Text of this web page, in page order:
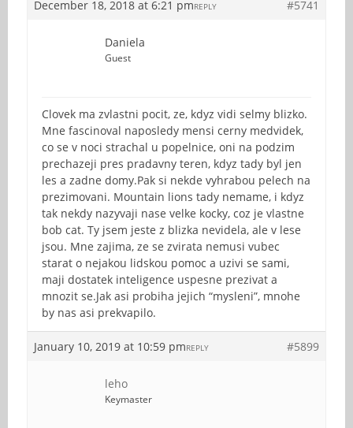
December 18, 2018 at 6:21 pm #5741
REPLY
Daniela
Guest
Clovek ma zvlastni pocit, ze, kdyz vidi selmy blizko.
Mne fascinoval naposledy mensi cerny medvidek,
co se v noci strachal u popelnice, oni na podzim
prechazeji pres pradavny teren, kdyz tady byl jen
les a zadne domy.Pak si nekde vyhrabou pelech na
prezimovani. Mountain lions tady nemame, i kdyz
tak nekdy nazyvaji nase velke kocky, coz je vlastne
bob cat. Ty jsem jeste z blizka nevidela, ale v lese
jsou. Mne zajima, ze se zvirata nemusi vubec
starat o nejakou lidskou pomoc a uzivi se sami,
maji dostatek inteligence uspesne prezivat a
mnozit se.Jak asi probiha jejich “mysleni”, mnohe
by nas asi prekvapilo.
January 10, 2019 at 10:59 pm #5899
REPLY
leho
Keymaster